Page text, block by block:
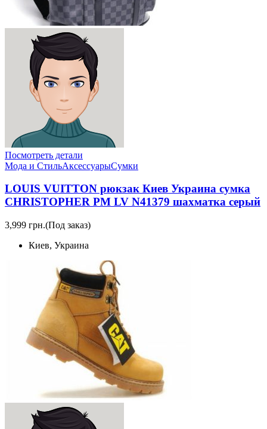
Посмотреть детали
Мода и СтильАксессуарыСумки
LOUIS VUITTON рюкзак Киев Украина сумка
CHRISTOPHER PM LV N41379 шахматка серый
3,999 грн.(Под заказ)
Киев, Украина